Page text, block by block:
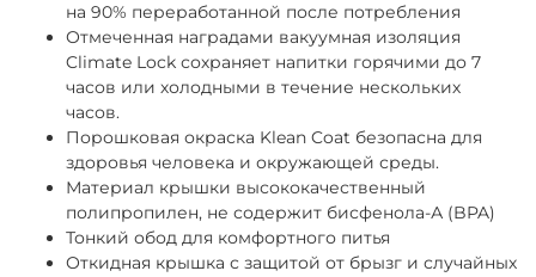
на 90% переработанной после потребления
Отмеченная наградами вакуумная изоляция
Climate Lock сохраняет напитки горячими до 7
часов или холодными в течение нескольких
часов.
Порошковая окраска Klean Coat безопасна для
здоровья человека и окружающей среды.
Материал крышки высококачественный
полипропилен, не содержит бисфенола-А (BPA)
Тонкий обод для комфортного питья
Откидная крышка с защитой от брызг и случайных